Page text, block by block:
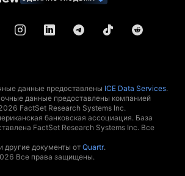
данные предоставлены ICE Data Services.
данные предоставлены компанией
FactSet Research Systems Inc.
банковская ассоциация. База
FactSet Research Systems Inc. Все
другие документы от Quartr.
Все права защищены.